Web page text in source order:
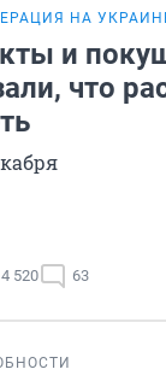
НА
и
что
4 520 63